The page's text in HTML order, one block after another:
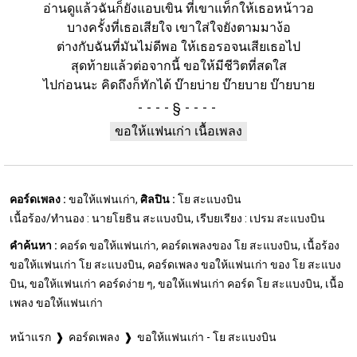
อ่านดูแล้วฉันก็ยังแอบเขิน ที่เขาแท็กให้เธอหน้าวอ
บางครั้งที่เธอเสียใจ เขาใส่ใจยังตามมาง้อ
ต่างกับฉันที่มันไม่ดีพอ ให้เธอรอจนเสียเธอไป
สุดท้ายแล้วต่อจากนี้ ขอให้มีชีวิตที่สดใส
ไปก่อนนะ คิดถึงก็ทักได้ บ๊ายบ่าย บ๊ายบาย บ๊ายบาย
§
ขอให้แฟนเก่า เนื้อเพลง
คอร์ดเพลง : ขอให้แฟนเก่า, ศิลปิน : โย สะแบงบิน
เนื้อร้อง/ทำนอง : นายโยธิน สะแบงบิน, เรีบยเรียง : เปรม สะแบงบิน
คำค้นหา : คอร์ด ขอให้แฟนเก่า, คอร์ดเพลงของ โย สะแบงบิน, เนื้อร้อง
ขอให้แฟนเก่า โย สะแบงบิน, คอร์ดเพลง ขอให้แฟนเก่า ของ โย สะแบง
บิน, ขอให้แฟนเก่า คอร์ดง่าย ๆ, ขอให้แฟนเก่า คอร์ด โย สะแบงบิน, เนื้อ
เพลง ขอให้แฟนเก่า
หน้าแรก คอร์ดเพลง ขอให้แฟนเก่า - โย สะแบงบิน